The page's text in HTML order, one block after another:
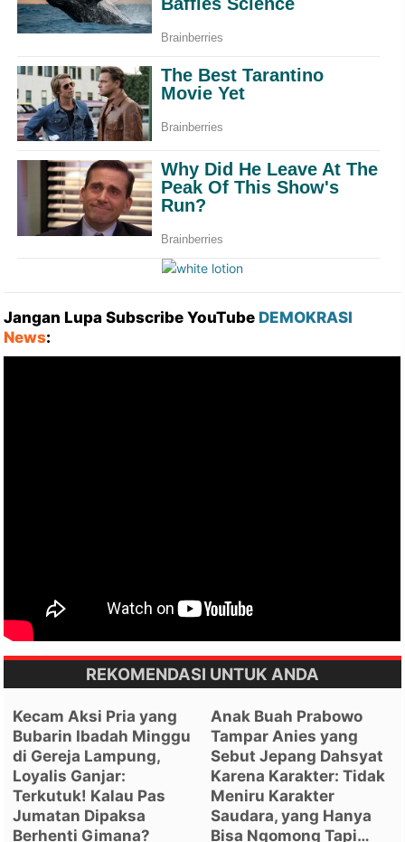
Jangan Lupa Subscribe YouTube DEMOKRASI
News:
REKOMENDASI UNTUK ANDA
Kecam Aksi Pria yang
Bubarin Ibadah Minggu
di Gereja Lampung,
Loyalis Ganjar:
Terkutuk! Kalau Pas
Jumatan Dipaksa
Berhenti Gimana?
Anak Buah Prabowo
Tampar Anies yang
Sebut Jepang Dahsyat
Karena Karakter: Tidak
Meniru Karakter
Saudara, yang Hanya
Bisa Ngomong Tapi…